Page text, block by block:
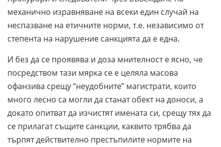
механично изравняване на всеки един случай на
неспазване на етичните норми, т.е. независимо от
степента на нарушение санкцията да е една.
И без да се проявява и доза мнителност е ясно, че
посредством тази мярка се е целяла масова
офанзива срещу “неудобните” магистрати, които
много лесно са могли да станат обект на доноси, а
докато опитват да изчистят имената си, срещу тях да
се прилагат същите санкции, каквито трябва да
търпят действително престъпилите нормите на